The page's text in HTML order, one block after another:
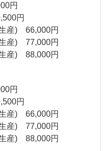
円
円
産) 66,000円
産) 77,000円
産) 88,000円
円
円
産) 66,000円
産) 77,000円
産) 88,000円